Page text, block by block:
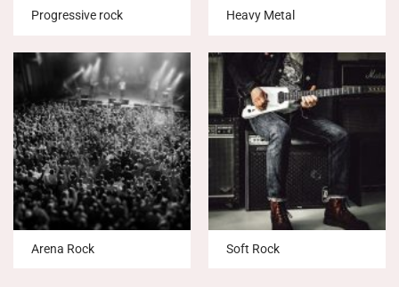
Progressive rock Heavy Metal
Arena Rock Soft Rock